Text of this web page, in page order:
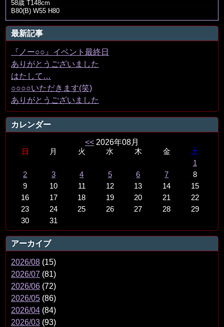
58歳 T148cm
B80(B) W55 H80
最新記事
『ノー○○』イベント最終日
ありがとうございました
はたして…
○○○○いただきます(笑)
ありがとうございました
カレンダー
<< 2026年08月
日 月 火 水 木 金
土
1
2
3 4 5 6 7
8
9
10 11 12 13 14
15
16
17 18 19 20 21
22
23
24 25 26 27 28
29
30
31
アーカイブ
2026/08 (15)
2026/07 (81)
2026/06 (72)
2026/05 (86)
2026/04 (84)
2026/03 (93)